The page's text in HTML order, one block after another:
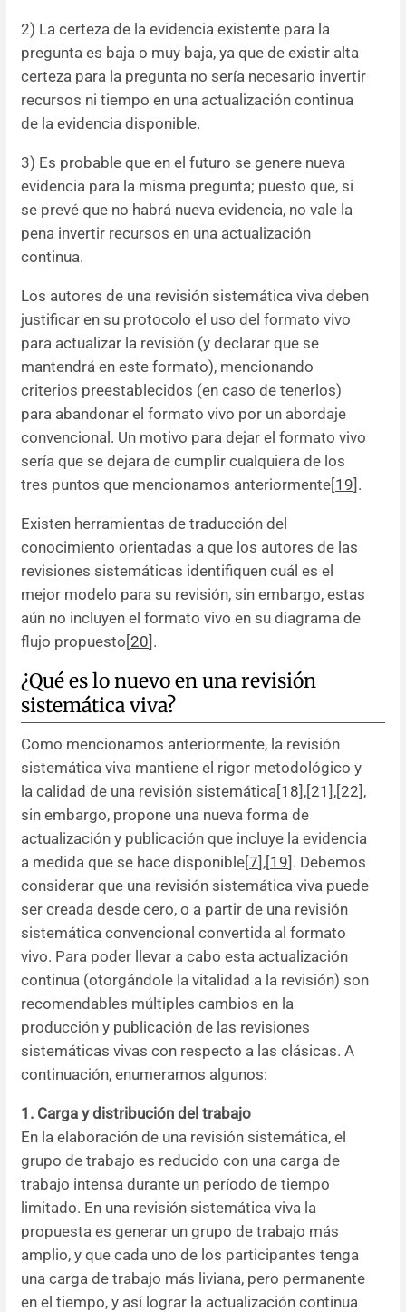
2) La certeza de la evidencia existente para la
pregunta es baja o muy baja, ya que de existir alta
certeza para la pregunta no sería necesario invertir
recursos ni tiempo en una actualización continua
de la evidencia disponible.
3) Es probable que en el futuro se genere nueva
evidencia para la misma pregunta; puesto que, si
se prevé que no habrá nueva evidencia, no vale la
pena invertir recursos en una actualización
continua.
Los autores de una revisión sistemática viva deben
justificar en su protocolo el uso del formato vivo
para actualizar la revisión (y declarar que se
mantendrá en este formato), mencionando
criterios preestablecidos (en caso de tenerlos)
para abandonar el formato vivo por un abordaje
convencional. Un motivo para dejar el formato vivo
sería que se dejara de cumplir cualquiera de los
tres puntos que mencionamos anteriormente[19].
Existen herramientas de traducción del
conocimiento orientadas a que los autores de las
revisiones sistemáticas identifiquen cuál es el
mejor modelo para su revisión, sin embargo, estas
aún no incluyen el formato vivo en su diagrama de
flujo propuesto[20].
¿Qué es lo nuevo en una revisión
sistemática viva?
Como mencionamos anteriormente, la revisión
sistemática viva mantiene el rigor metodológico y
la calidad de una revisión sistemática[18],[21 ],[22],
sin embargo, propone una nueva forma de
actualización y publicación que incluye la evidencia
a medida que se hace disponible[7],[19]. Debemos
considerar que una revisión sistemática viva puede
ser creada desde cero, o a partir de una revisión
sistemática convencional convertida al formato
vivo. Para poder llevar a cabo esta actualización
continua (otorgándole la vitalidad a la revisión) son
recomendables múltiples cambios en la
producción y publicación de las revisiones
sistemáticas vivas con respecto a las clásicas. A
continuación, enumeramos algunos:
1. Carga y distribución del trabajo
En la elaboración de una revisión sistemática, el
grupo de trabajo es reducido con una carga de
trabajo intensa durante un período de tiempo
limitado. En una revisión sistemática viva la
propuesta es generar un grupo de trabajo más
amplio, y que cada uno de los participantes tenga
una carga de trabajo más liviana, pero permanente
en el tiempo, y así lograr la actualización continua